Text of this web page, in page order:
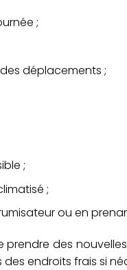
;
déplacements ;
;
;
ou en
des
endroits frais si